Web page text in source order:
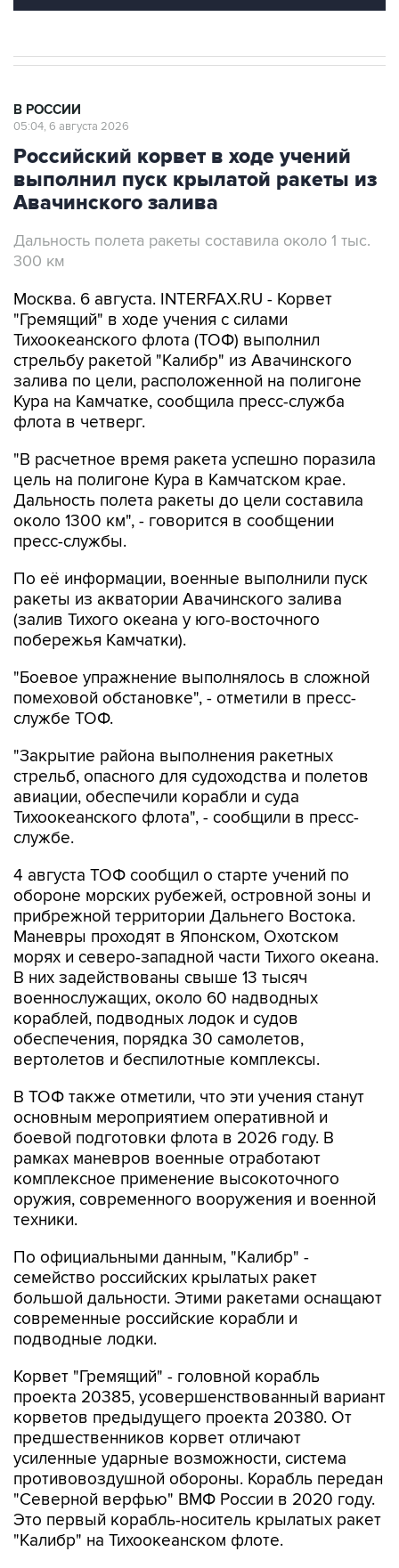
В РОССИИ
05:04, 6 августа 2026
Российский корвет в ходе учений
выполнил пуск крылатой ракеты из
Авачинского залива
Дальность полета ракеты составила около 1 тыс.
300 км
Москва. 6 августа. INTERFAX.RU - Корвет
"Гремящий" в ходе учения с силами
Тихоокеанского флота (ТОФ) выполнил
стрельбу ракетой "Калибр" из Авачинского
залива по цели, расположенной на полигоне
Кура на Камчатке, сообщила пресс-служба
флота в четверг.
"В расчетное время ракета успешно поразила
цель на полигоне Кура в Камчатском крае.
Дальность полета ракеты до цели составила
около 1300 км", - говорится в сообщении
пресс-службы.
По её информации, военные выполнили пуск
ракеты из акватории Авачинского залива
(залив Тихого океана у юго-восточного
побережья Камчатки).
"Боевое упражнение выполнялось в сложной
помеховой обстановке", - отметили в пресс-
службе ТОФ.
"Закрытие района выполнения ракетных
стрельб, опасного для судоходства и полетов
авиации, обеспечили корабли и суда
Тихоокеанского флота", - сообщили в пресс-
службе.
4 августа ТОФ сообщил о старте учений по
обороне морских рубежей, островной зоны и
прибрежной территории Дальнего Востока.
Маневры проходят в Японском, Охотском
морях и северо-западной части Тихого океана.
В них задействованы свыше 13 тысяч
военнослужащих, около 60 надводных
кораблей, подводных лодок и судов
обеспечения, порядка 30 самолетов,
вертолетов и беспилотные комплексы.
В ТОФ также отметили, что эти учения станут
основным мероприятием оперативной и
боевой подготовки флота в 2026 году. В
рамках маневров военные отработают
комплексное применение высокоточного
оружия, современного вооружения и военной
техники.
По официальными данным, "Калибр" -
семейство российских крылатых ракет
большой дальности. Этими ракетами оснащают
современные российские корабли и
подводные лодки.
Корвет "Гремящий" - головной корабль
проекта 20385, усовершенствованный вариант
корветов предыдущего проекта 20380. От
предшественников корвет отличают
усиленные ударные возможности, система
противовоздушной обороны. Корабль передан
"Северной верфью" ВМФ России в 2020 году.
Это первый корабль-носитель крылатых ракет
"Калибр" на Тихоокеанском флоте.